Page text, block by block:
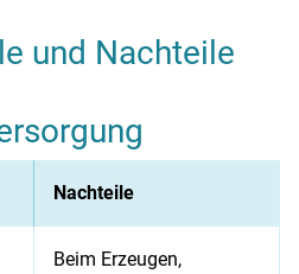
und Nachteile
Nachteile
Beim Erzeugen,